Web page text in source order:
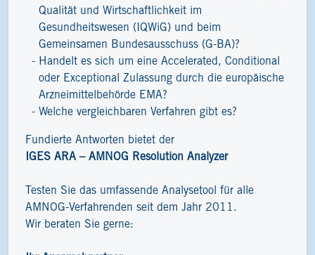
Qualität und Wirtschaftlichkeit im
Gesundheitswesen (IQWiG) und beim
Gemeinsamen Bundesausschuss (G-BA)?
Handelt es sich um eine Accelerated, Conditional
oder Exceptional Zulassung durch die europäische
Arzneimittelbehörde EMA?
Welche vergleichbaren Verfahren gibt es?
Fundierte Antworten bietet der
IGES ARA – AMNOG Resolution Analyzer
Testen Sie das umfassende Analysetool für alle
AMNOG-Verfahrenden seit dem Jahr 2011.
Wir beraten Sie gerne: